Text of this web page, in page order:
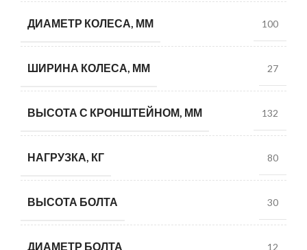
ДИАМЕТР КОЛЕСА, ММ 100
ШИРИНА КОЛЕСА, ММ 27
ВЫСОТА С КРОНШТЕЙНОМ, ММ 132
НАГРУЗКА, КГ 80
ВЫСОТА БОЛТА 30
ДИАМЕТР БОЛТА 12